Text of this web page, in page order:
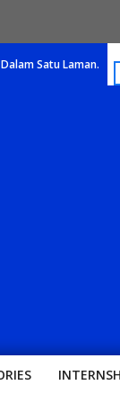
Laman. Pick Your